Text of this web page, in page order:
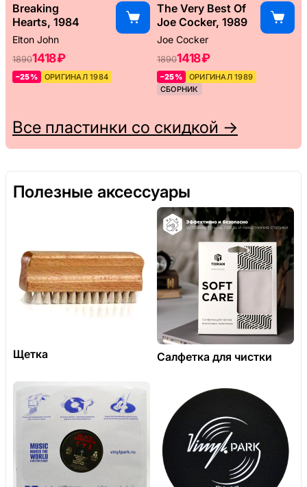
Breaking
Hearts, 1984
Elton John
18901418 ₽
–25% ОРИГИНАЛ 1984
The Very Best Of
Joe Cocker, 1989
Joe Cocker
18901418 ₽
–25%
ОРИГИНАЛ 1989
СБОРНИК
Все пластинки со скидкой →
Полезные аксессуары
Щетка Салфетка для чистки